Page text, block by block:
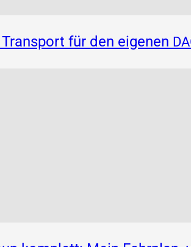
Transport für den eigenen